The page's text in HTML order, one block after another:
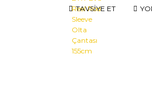
TAVSİYE ET